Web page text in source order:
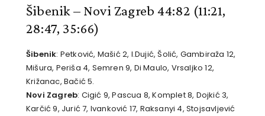
Šibenik – Novi Zagreb 44:82 (11:21,
28:47, 35:66)
Šibenik: Petković, Mašić 2, I.Dujić, Šolić, Gambiraža 12,
Mišura, Periša 4, Semren 9, Di Maulo, Vrsaljko 12,
Križanac, Bačić 5.
Novi Zagreb: Cigić 9, Pascua 8, Komplet 8, Dojkić 3,
Karčić 9, Jurić 7, Ivanković 17, Raksanyi 4, Stojsavljević